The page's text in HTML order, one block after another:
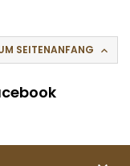
SEITENANFANG 